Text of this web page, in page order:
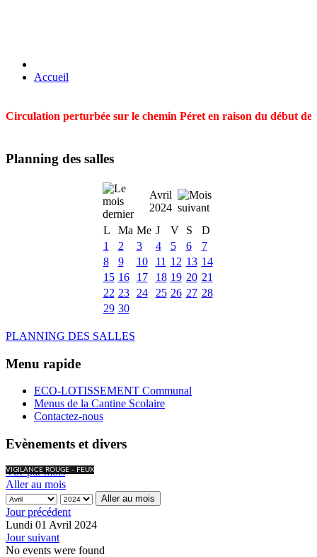
Accueil
Circulation perturbée sur le chemin Péret en raison du début
Planning des salles
Avril
2024
L
Ma Me J V S
D
1
2 3 4 5 6
7
8
9 10 11 12 13 14
15 16 17 18 19 20 21
22 23 24 25 26 27 28
29 30
PLANNING DES SALLES
Menu rapide
ECO-LOTISSEMENT Communal
Menus de la Cantine Scolaire
Contactez-nous
Evènements et divers
VIGILANCE ROUGE - FEUX
Vue par mois
Aller au mois
Aller au mois
Jour précédent
Lundi 01 Avril 2024
Jour suivant
No events were found